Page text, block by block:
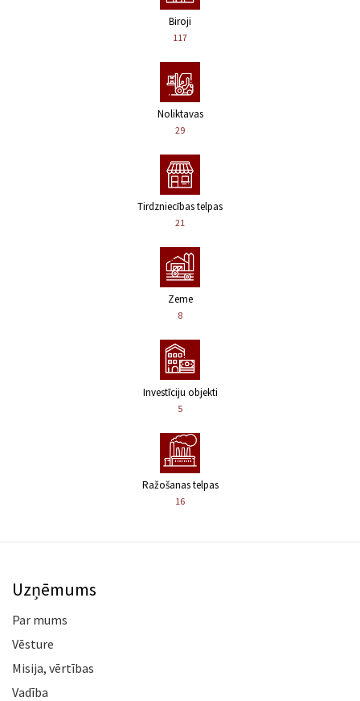
Biroji
117
Noliktavas
29
Tirdzniecības telpas
21
Zeme
8
Investīciju objekti
5
Ražošanas telpas
16
Uzņēmums
Par mums
Vēsture
Misija, vērtības
Vadība